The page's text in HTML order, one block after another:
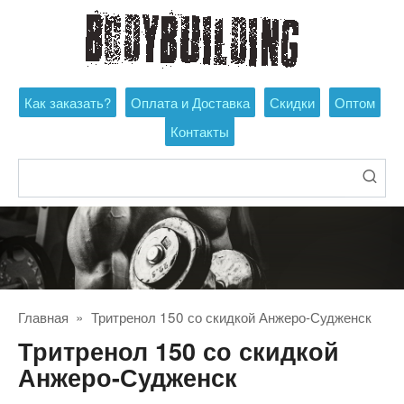
Как заказать? Оплата и Доставка Скидки
Оптом
Контакты
Главная » Тритренол 150 со скидкой Анжеро-Судженск
Тритренол 150 со скидкой
Анжеро-Судженск